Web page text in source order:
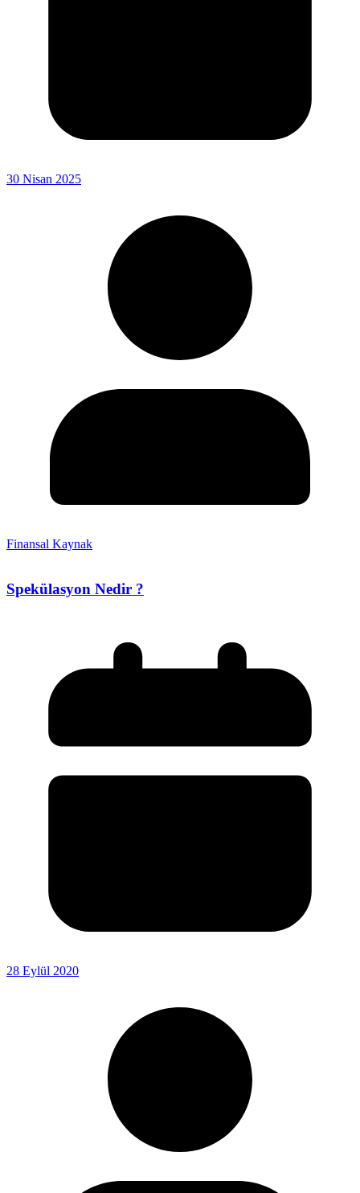
30 Nisan 2025
Finansal Kaynak
Spekülasyon Nedir ?
28 Eylül 2020